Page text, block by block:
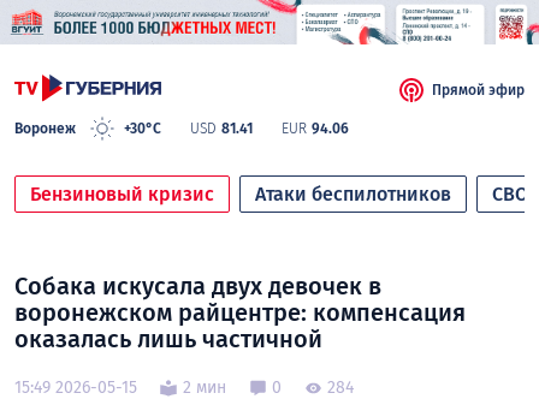
Воронеж +30°C USD 81.41 EUR 94.06
Прямой эфир
Бензиновый кризис Атаки беспилотников СВО
Собака искусала двух девочек в
воронежском райцентре: компенсация
оказалась лишь частичной
15:49 2026-05-15 2 мин 0 284